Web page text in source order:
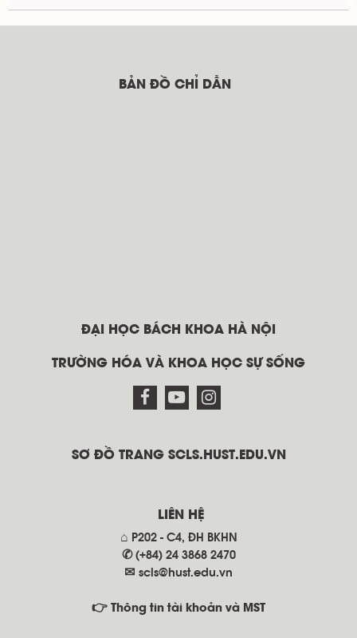
BẢN ĐỒ CHỈ DẪN
ĐẠI HỌC BÁCH KHOA HÀ NỘI
TRƯỜNG HÓA VÀ KHOA HỌC SỰ SỐNG
SƠ ĐỒ TRANG SCLS.HUST.EDU.VN
LIÊN HỆ
⌂ P202 - C4, ĐH BKHN
✆ (+84) 24 3868 2470
✉ scls@hust.edu.vn
👉 Thông tin tài khoản và MST